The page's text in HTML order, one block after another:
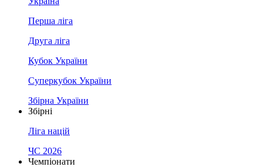
Перша ліга
Друга ліга
Кубок України
Суперкубок України
Збірна України
Збірні
Ліга націй
ЧС 2026
Чемпіонати